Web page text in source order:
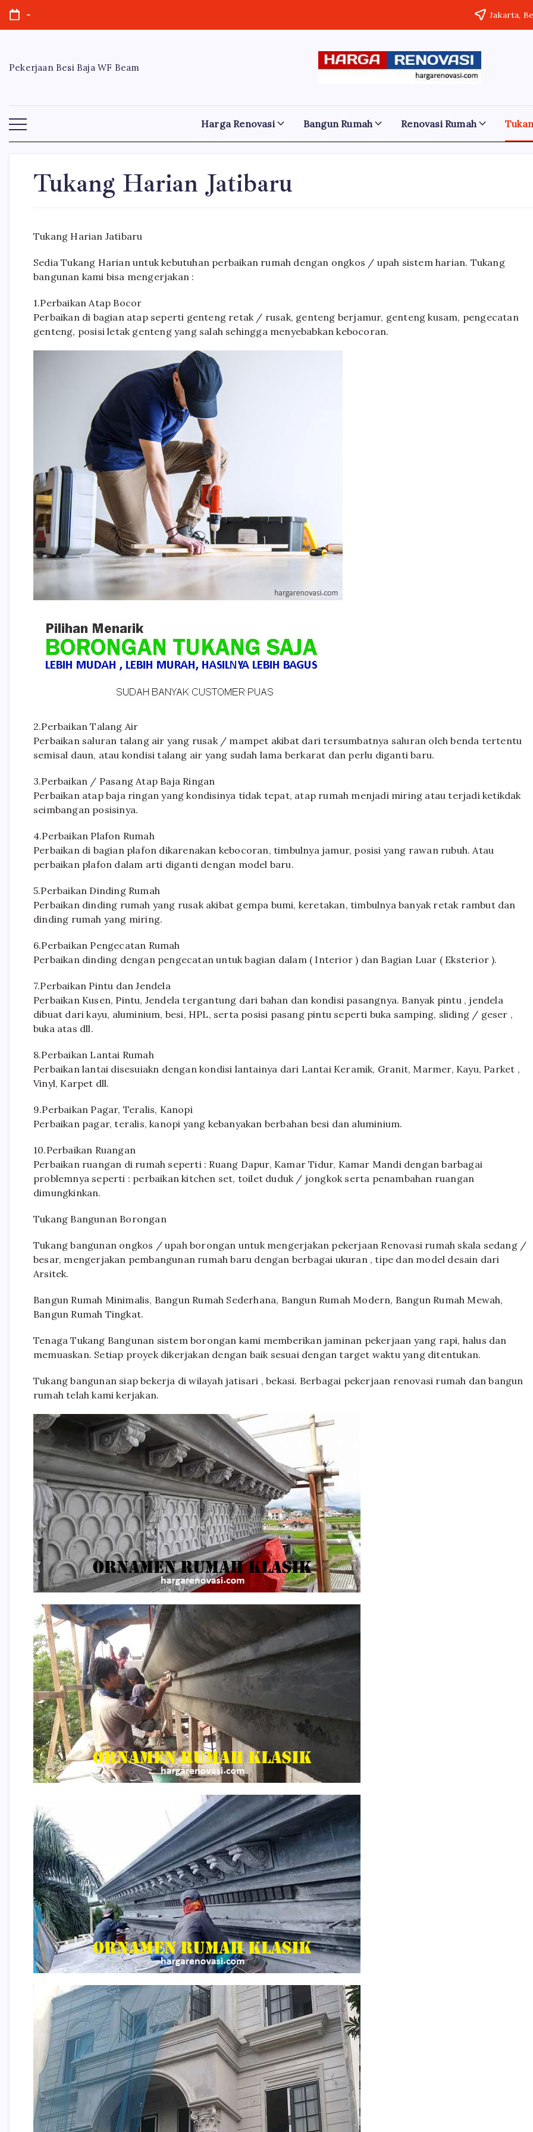
Skip
content
- Jakarta,
Pekerjaan Besi Baja WF Beam
Harga
Bangun
Rumah
Jasa
Bangun
dan
Rumah
Harga Renovasi Bangun Rumah Renovasi Rumah
Tukang Harian Jatibaru
Tukang Harian Jatibaru
Sedia Tukang Harian untuk kebutuhan perbaikan rumah dengan ongkos / upah sistem harian. Tukang
bangunan kami bisa mengerjakan :
1.Perbaikan Atap Bocor
Perbaikan di bagian atap seperti genteng retak / rusak, genteng berjamur, genteng kusam, pengecatan
genteng, posisi letak genteng yang salah sehingga menyebabkan kebocoran.
2.Perbaikan Talang Air
Perbaikan saluran talang air yang rusak / mampet akibat dari tersumbatnya saluran oleh benda tertentu
semisal daun, atau kondisi talang air yang sudah lama berkarat dan perlu diganti baru.
3.Perbaikan / Pasang Atap Baja Ringan
Perbaikan atap baja ringan yang kondisinya tidak tepat, atap rumah menjadi miring atau terjadi ketikdak
seimbangan posisinya.
4.Perbaikan Plafon Rumah
Perbaikan di bagian plafon dikarenakan kebocoran, timbulnya jamur, posisi yang rawan rubuh. Atau
perbaikan plafon dalam arti diganti dengan model baru.
5.Perbaikan Dinding Rumah
Perbaikan dinding rumah yang rusak akibat gempa bumi, keretakan, timbulnya banyak retak rambut dan
dinding rumah yang miring.
6.Perbaikan Pengecatan Rumah
Perbaikan dinding dengan pengecatan untuk bagian dalam ( Interior ) dan Bagian Luar ( Eksterior ).
7.Perbaikan Pintu dan Jendela
Perbaikan Kusen, Pintu, Jendela tergantung dari bahan dan kondisi pasangnya. Banyak pintu , jendela
dibuat dari kayu, aluminium, besi, HPL, serta posisi pasang pintu seperti buka samping, sliding / geser ,
buka atas dll.
8.Perbaikan Lantai Rumah
Perbaikan lantai disesuiakn dengan kondisi lantainya dari Lantai Keramik, Granit, Marmer, Kayu, Parket ,
Vinyl, Karpet dll.
9.Perbaikan Pagar, Teralis, Kanopi
Perbaikan pagar, teralis, kanopi yang kebanyakan berbahan besi dan aluminium.
10.Perbaikan Ruangan
Perbaikan ruangan di rumah seperti : Ruang Dapur, Kamar Tidur, Kamar Mandi dengan barbagai
problemnya seperti : perbaikan kitchen set, toilet duduk / jongkok serta penambahan ruangan
dimungkinkan.
Tukang Bangunan Borongan
Tukang bangunan ongkos / upah borongan untuk mengerjakan pekerjaan Renovasi rumah skala sedang /
besar, mengerjakan pembangunan rumah baru dengan berbagai ukuran , tipe dan model desain dari
Arsitek.
Bangun Rumah Minimalis, Bangun Rumah Sederhana, Bangun Rumah Modern, Bangun Rumah Mewah,
Bangun Rumah Tingkat.
Tenaga Tukang Bangunan sistem borongan kami memberikan jaminan pekerjaan yang rapi, halus dan
memuaskan. Setiap proyek dikerjakan dengan baik sesuai dengan target waktu yang ditentukan.
Tukang bangunan siap bekerja di wilayah jatisari , bekasi. Berbagai pekerjaan renovasi rumah dan bangun
rumah telah kami kerjakan.